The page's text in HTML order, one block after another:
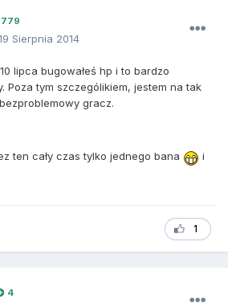
779
Sierpnia 2014
lipca bugowałeś hp i to bardzo
Poza tym szczególikiem, jestem na tak
gracz.
ten cały czas tylko jednego bana
i
1
4